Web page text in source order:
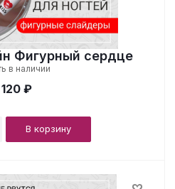
Фигурный сердце
в наличии
120 ₽
В корзину